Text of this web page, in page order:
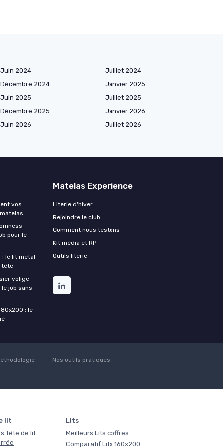
Juin 2024
Juillet 2024
Décembre 2024
Janvier 2025
Juin 2025
Juillet 2025
Décembre 2025
Janvier 2026
Juin 2026
Juillet 2026
vos
pour le
: le lit metal
tête
volige
job sans
: le
Matelas Experience
Literie d'hiver
Rejoindre le club
Comment nous testons
Kit média et RP
Outils literie
Nos outils pratiques
lit
Tête de lit
Lits
Meilleurs Lits coffres
Comparatif Lits 160x200